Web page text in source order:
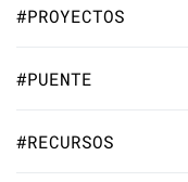
#PROYECTOS
#PUENTE
#RECURSOS